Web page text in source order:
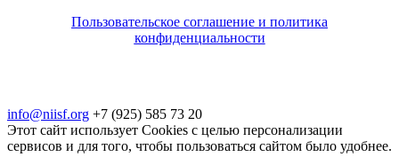
Пользовательское соглашение и политика
конфиденциальности
info@niisf.org +7 (925) 585 73 20
Этот сайт использует Cookies с целью персонализации
сервисов и для того, чтобы пользоваться сайтом было удобнее.